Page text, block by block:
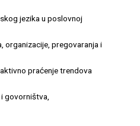
jezika u poslovnoj
organizacije, pregovaranja i
praćenje trendova
govorništva,